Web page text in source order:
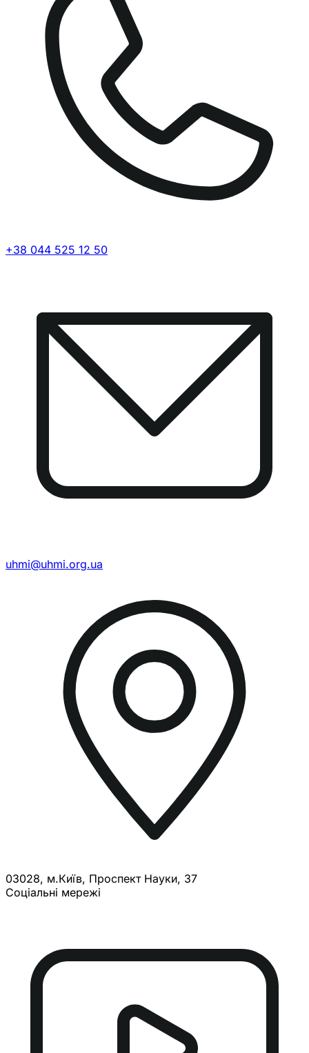
+38 044 525 12 50
uhmi@uhmi.org.ua
03028, м.Київ, Проспект Науки, 37
Соціальні мережі